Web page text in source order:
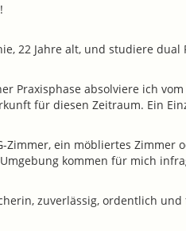
22 Jahre alt, und studiere dual
Praxisphase absolviere ich
für diesen Zeitraum. Ein
Zimmer, ein möbliertes Zimmer
kommen für mich
zuverlässig, ordentlich